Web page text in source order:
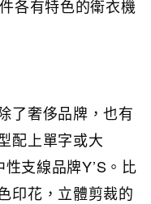
各有特色的衛衣機
了奢侈品牌，也有
配上單字或大
支線品牌Y’S。比
印花，立體剪裁的